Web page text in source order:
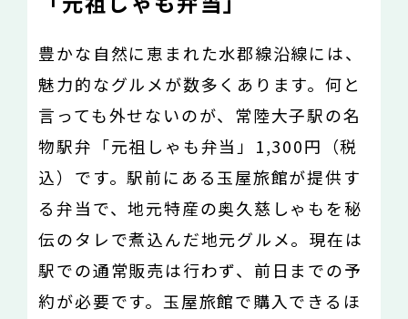
豊かな自然に恵まれた水郡線沿線には、
魅力的なグルメが数多くあります。何と
言っても外せないのが、常陸大子駅の名
物駅弁「元祖しゃも弁当」1,300円（税
込）です。駅前にある玉屋旅館が提供す
る弁当で、地元特産の奥久慈しゃもを秘
伝のタレで煮込んだ地元グルメ。現在は
駅での通常販売は行わず、前日までの予
約が必要です。玉屋旅館で購入できるほ